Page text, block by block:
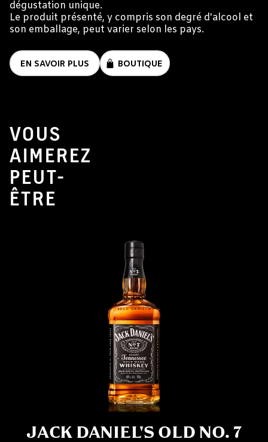
dégustation unique.
Le produit présenté, y compris son degré d'alcool et
son emballage, peut varier selon les pays.
EN SAVOIR PLUS BOUTIQUE
VOUS
AIMEREZ
PEUT-
ÊTRE
JACK DANIEL'S OLD NO. 7